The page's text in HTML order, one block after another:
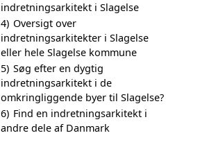
indretningsarkitekt i Slagelse
4) Oversigt over
indretningsarkitekter i Slagelse
eller hele Slagelse kommune
5) Søg efter en dygtig
indretningsarkitekt i de
omkringliggende byer til Slagelse?
6) Find en indretningsarkitekt i
andre dele af Danmark